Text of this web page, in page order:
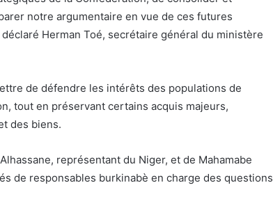
notre argumentaire en vue de ces futures
Herman Toé, secrétaire général du ministère
de défendre les intérêts des populations de
tout en préservant certains acquis majeurs,
des biens.
représentant du Niger, et de Mahamabe
de responsables burkinabè en charge des questions